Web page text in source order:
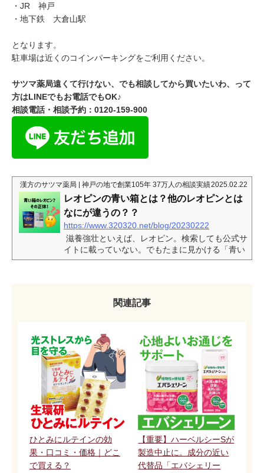
・JR 神戸
・地下鉄 大倉山駅
となります。
駐車場は近くのコインパーキングをご利用ください。
サツマ薬局遠くて行けない、でも相談してから買いたいわ、って
方はLINEでもお電話でもOK♪
相談電話・相談予約：0120-159-900
漢方のサツマ薬局 | 神戸の地で創業105年 37万人の相談実績2025.02.22
レオピンの青い箱とは？他のレオピンとは
なにが違うの？？
https://www.320320.net/blog/20230222
滋養強壮といえば、レオピン。検索しても公式サ
イトに載っていない。でもたまに見かける「青い
箱のレオピン」あれは一体何なのか、皆さん気に
カウントドラッグコスモスでの専売品になってい
うで、実質専売品の状態に。青い箱のレオピンが
欲しい方はぜひ探してみてください。サツマ薬局
でも「...
関連記事
ひとみにルテインの効
果・口コミ・価格｜どこ
で買える？
【重要】ハーベルシーSが
製造中止に。成分の近い
代替品「エバシェリー